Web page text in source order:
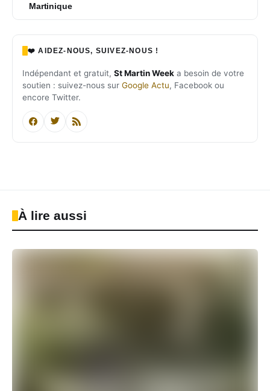
Martinique
❤️ AIDEZ-NOUS, SUIVEZ-NOUS !
Indépendant et gratuit, St Martin Week a besoin de votre
soutien : suivez-nous sur Google Actu, Facebook ou
encore Twitter.
À lire aussi